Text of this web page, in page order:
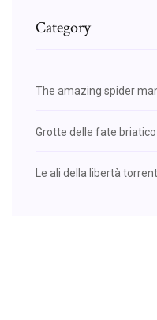
Category
The amazing spider
Grotte delle fate briatico
Le ali della libertà